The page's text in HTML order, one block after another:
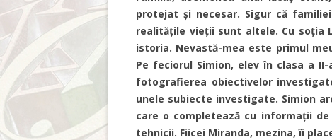
protejat și necesar. Sigur că
realitățile vieții sunt altele. Cu soția
istoria. Nevastă-mea este primul
Pe feciorul Simion, elev în clasa a
fotografierea obiectivelor
unele subiecte investigate. Simion
care o completează cu informații
tehnicii. Fiicei Miranda, mezina, îi